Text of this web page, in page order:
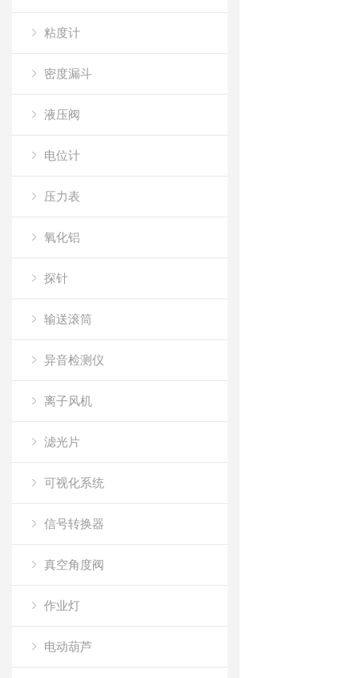
粘度计
密度漏斗
液压阀
电位计
压力表
氧化铝
探针
输送滚筒
异音检测仪
离子风机
滤光片
可视化系统
信号转换器
真空角度阀
作业灯
电动葫芦